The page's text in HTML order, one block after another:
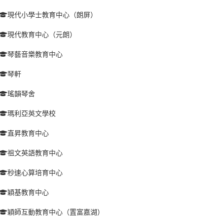
現代小學士教育中心（朗屏）
現代教育中心（元朗）
琴藝音樂教育中心
琴軒
瑤韻琴舍
瑪利亞英文學校
直昇教育中心
祖文英語教育中心
秒速心算培育中心
穎基教育中心
穎師互動教育中心（置富嘉湖）